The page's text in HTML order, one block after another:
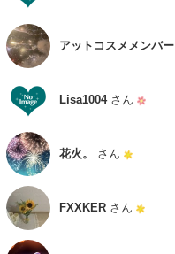
アットコスメメンバー
Lisa1004 さん
花火。 さん
FXXKER さん